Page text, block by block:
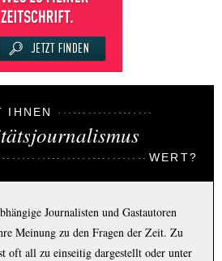
IHNEN
WERT?
Journalisten und Gastautoren
Meinung zu den Fragen der Zeit. Zu
oft all zu einseitig dargestellt oder unter